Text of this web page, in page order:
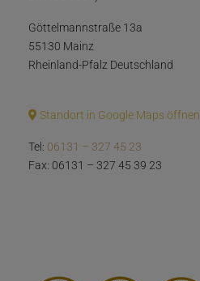
Göttelmannstraße 13a
55130 Mainz
Rheinland-Pfalz Deutschland
Standort in Google Maps öffnen
Tel: 06131 – 327 45 23
Fax: 06131 – 327 45 39 23